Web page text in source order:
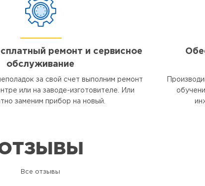
ремонт и сервисное
обслуживание
за свой счет выполним ремонт
или на заводе-изготовителе. Или
заменим прибор на новый.
Все отзывы